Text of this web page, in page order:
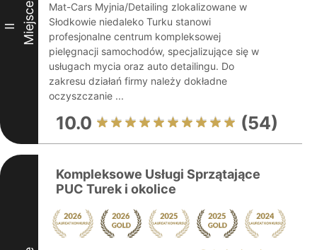
II Miejsce
Mat-Cars Myjnia/Detailing zlokalizowane w
Słodkowie niedaleko Turku stanowi
profesjonalne centrum kompleksowej
pielęgnacji samochodów, specjalizujące się w
usługach mycia oraz auto detailingu. Do
zakresu działań firmy należy dokładne
oczyszczanie ...
10.0 (54)
Kompleksowe Usługi Sprzątające
PUC Turek i okolice